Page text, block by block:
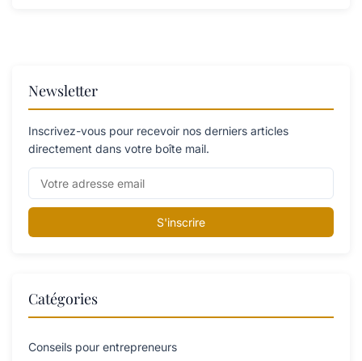
Newsletter
Inscrivez-vous pour recevoir nos derniers articles
directement dans votre boîte mail.
S'inscrire
Catégories
Conseils pour entrepreneurs